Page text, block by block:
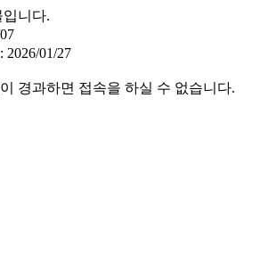
니다.
01/27
경과하면 접속을 하실 수 없습니다.